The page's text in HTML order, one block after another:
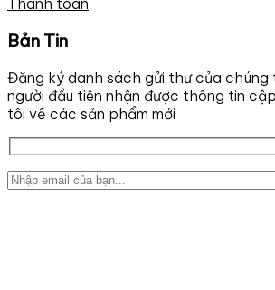
Bản Tin
Đăng ký danh sách gửi thư của
người đầu tiên nhận được thông tin
tôi về các sản phẩm mới